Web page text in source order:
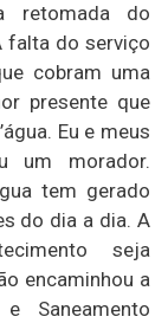
retomada do
falta do serviço
cobram uma
presente que
Eu e meus
um morador.
tem gerado
do dia a dia. A
seja
encaminhou a
Saneamento